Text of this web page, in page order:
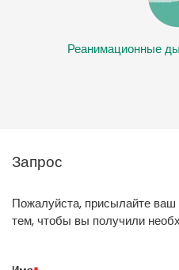
Реанимационные
Запрос
Пожалуйста, присылайте
тем, чтобы вы получили